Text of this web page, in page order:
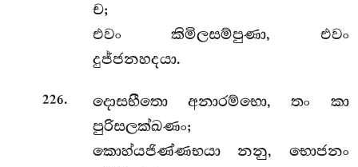
ච;
එවං කිමිලසම්පුණා, එවං
දුජ්ජනහදයා.
226.
දොසභීතො අනාරම්භො, තං කා
පුරිසලක්ඛණං;
කොහ්යජිණ්ණභයා නනු, භොජනං